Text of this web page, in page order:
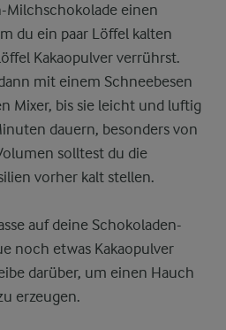
Milchschokolade einen
du ein paar Löffel kalten
Kakaopulver verrührst.
mit einem Schneebesen
Mixer, bis sie leicht und luftig
dauern, besonders von
solltest du die
vorher kalt stellen.
auf deine Schokoladen-
noch etwas Kakaopulver
darüber, um einen Hauch
erzeugen.